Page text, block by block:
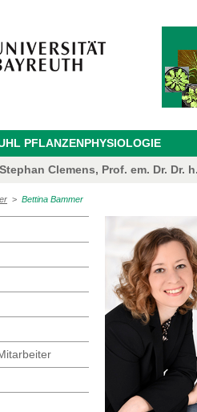
PFLANZENPHYSIOLOGIE
Clemens, Prof. em. Dr. Dr.
> Bettina Bammer